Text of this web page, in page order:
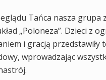
Tańca nasza grupa
„Poloneza”. Dzieci z
i gracją przedstawiły
wprowadzając